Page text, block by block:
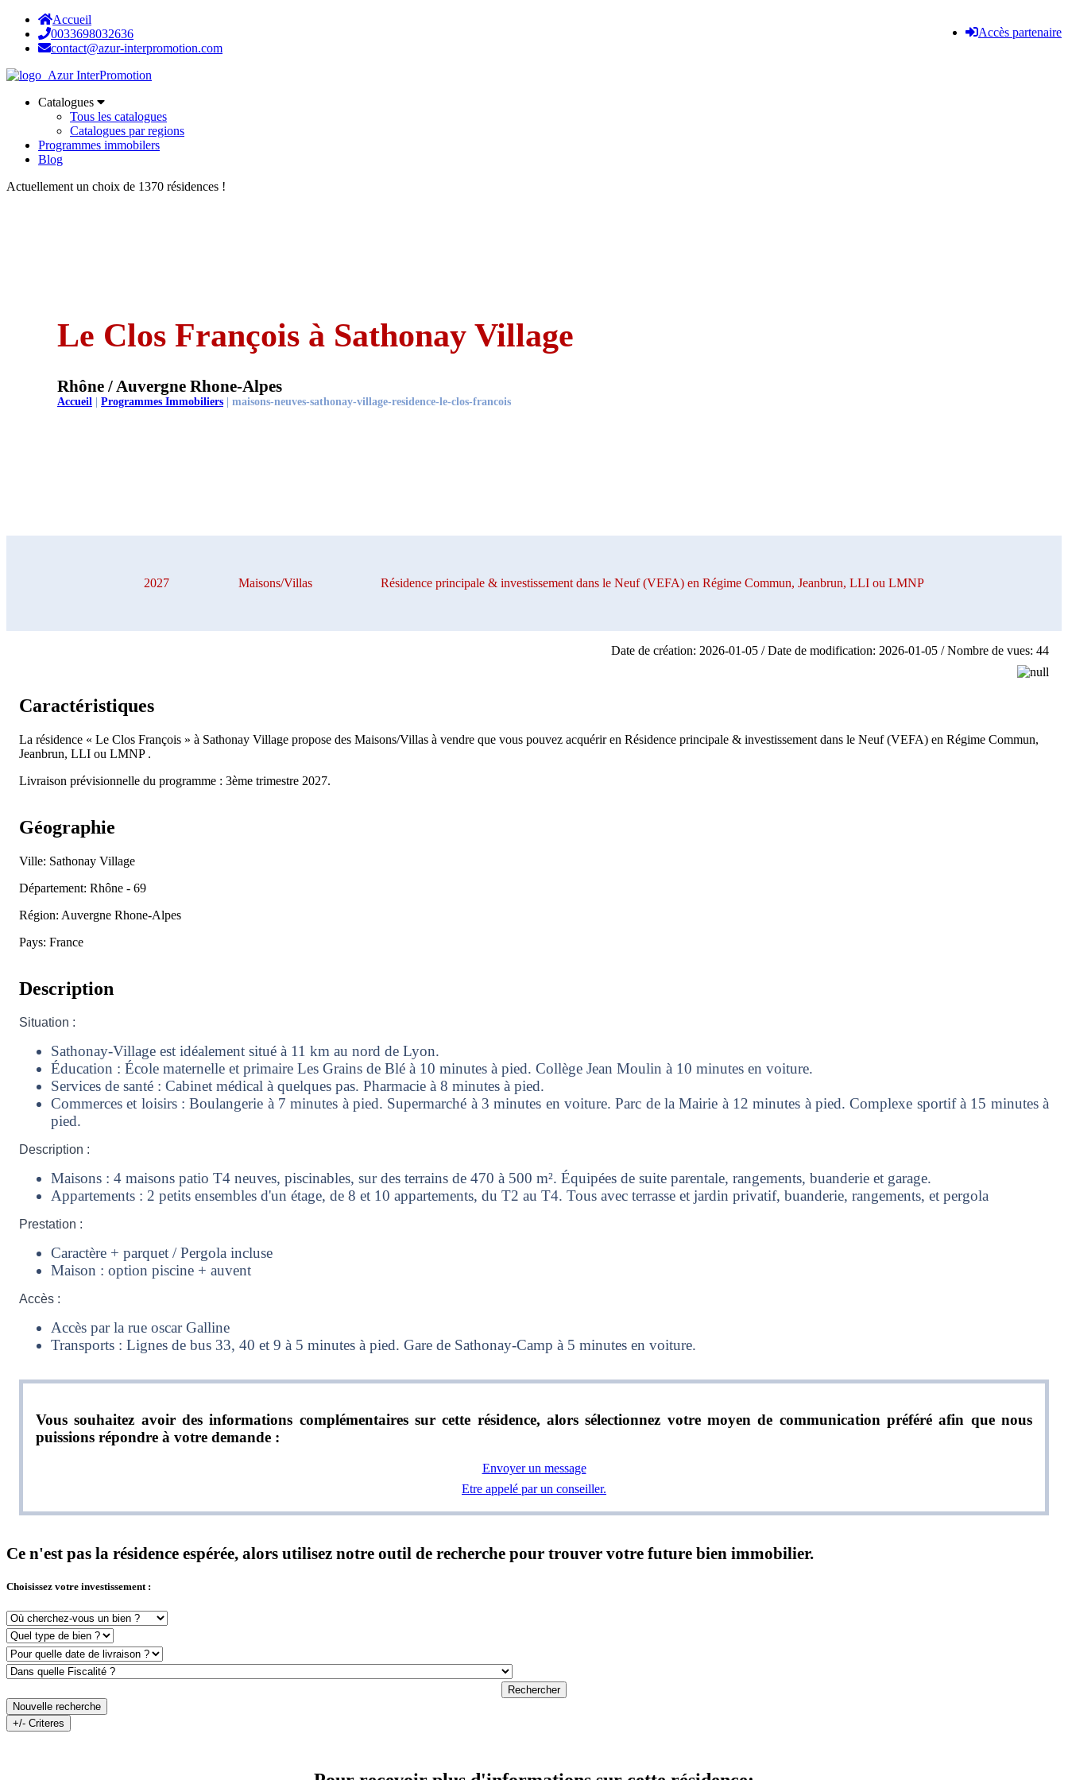
Accès partenaire
Accueil
0033698032636
contact@azur-interpromotion.com
Catalogues
Tous les catalogues
Catalogues par regions
Programmes immobilers
Blog
Actuellement un choix de 1370 résidences !
Le Clos François à Sathonay Village
Rhône / Auvergne Rhone-Alpes
Accueil | Programmes Immobiliers | maisons-neuves-sathonay-village-residence-le-clos-francois
2027 Maisons/Villas Résidence principale & investissement dans le Neuf (VEFA) en Régime Commun, Jeanbrun, LLI ou LMNP
Date de création: 2026-01-05 / Date de modification: 2026-01-05 / Nombre de vues: 44
Caractéristiques
La résidence « Le Clos François » à Sathonay Village propose des Maisons/Villas à vendre que vous pouvez acquérir en Résidence principale & investissement dans le Neuf (VEFA) en Régime Commun,
Jeanbrun, LLI ou LMNP .
Livraison prévisionnelle du programme : 3ème trimestre 2027.
Géographie
Ville: Sathonay Village
Département: Rhône - 69
Région: Auvergne Rhone-Alpes
Pays: France
Description
Situation :
Sathonay-Village est idéalement situé à 11 km au nord de Lyon.
Éducation : École maternelle et primaire Les Grains de Blé à 10 minutes à pied. Collège Jean Moulin à 10 minutes en voiture.
Services de santé : Cabinet médical à quelques pas. Pharmacie à 8 minutes à pied.
Commerces et loisirs : Boulangerie à 7 minutes à pied. Supermarché à 3 minutes en voiture. Parc de la Mairie à 12 minutes à pied. Complexe sportif à 15 minutes à
pied.
Description :
Maisons : 4 maisons patio T4 neuves, piscinables, sur des terrains de 470 à 500 m². Équipées de suite parentale, rangements, buanderie et garage.
Appartements : 2 petits ensembles d'un étage, de 8 et 10 appartements, du T2 au T4. Tous avec terrasse et jardin privatif, buanderie, rangements, et pergola
Prestation :
Caractère + parquet / Pergola incluse
Maison : option piscine + auvent
Accès :
Accès par la rue oscar Galline
Transports : Lignes de bus 33, 40 et 9 à 5 minutes à pied. Gare de Sathonay-Camp à 5 minutes en voiture.
Vous souhaitez avoir des informations complémentaires sur cette résidence, alors sélectionnez votre moyen de communication préféré afin que nous
puissions répondre à votre demande :
Envoyer un message
Etre appelé par un conseiller.
Ce n'est pas la résidence espérée, alors utilisez notre outil de recherche pour trouver votre future bien immobilier.
Choisissez votre investissement :
Rechercher
Nouvelle recherche
+/- Criteres